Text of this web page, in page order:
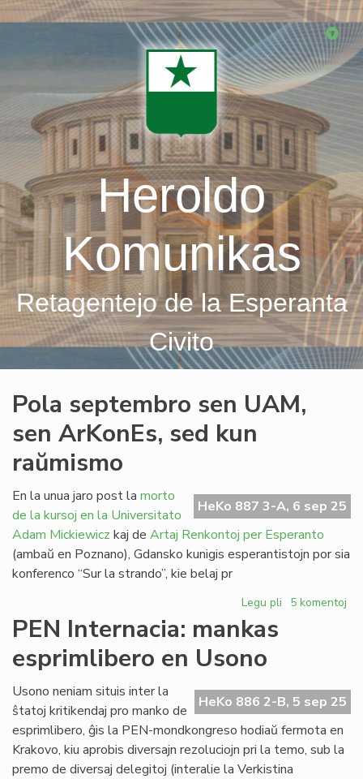
Skip
Heroldo
Komunikas
Retagentejo de la Esperanta
Civito
Pola septembro sen UAM,
sen ArKonEs, sed kun
raŭmismo
HeKo 887 3-A, 6 sep 25
En la unua jaro post la morto
de la kursoj en la Universitato
Adam Mickiewicz kaj de Artaj Renkontoj per Esperanto
(ambaŭ en Poznano), Gdansko kunigis esperantistojn por sia
konferenco “Sur la strando”, kie belaj pr
Legu pli pri
sen
ArKonEs,
sed
kun
raŭmismo
5 komentoj
PEN Internacia: mankas
esprimlibero en Usono
HeKo 886 2-B, 5 sep 25
Usono neniam situis inter la
ŝtatoj kritikendaj pro manko de
esprimlibero, ĝis la PEN-mondkongreso hodiaŭ fermota en
Krakovo, kiu aprobis diversajn rezoluciojn pri la temo, sub la
premo de diversaj delegitoj (interalie la Verkistina